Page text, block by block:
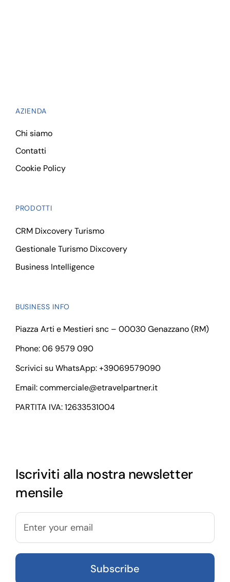
AZIENDA
Chi siamo
Contatti
Cookie Policy
PRODOTTI
CRM Dixcovery Turismo
Gestionale Turismo Dixcovery
Business Intelligence
BUSINESS INFO
Piazza Arti e Mestieri snc – 00030 Genazzano (RM)
Phone: 06 9579 090
Scrivici su WhatsApp:+39069579090
Email:commerciale@etravelpartner.it
PARTITA IVA: 12633531004
Iscriviti alla nostra newsletter
mensile